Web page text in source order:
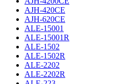
AJH-420CE
AJH-620CE
ALE-15001
ALE-15001R
ALE-1502
ALE-1502R
ALE-2202
ALE-2202R